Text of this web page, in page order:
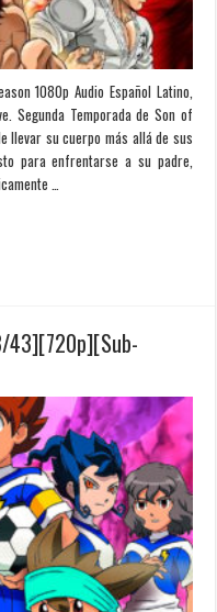
1080p Audio Español Latino,
Segunda Temporada de Son of
llevar su cuerpo más allá de sus
para enfrentarse a su padre,
…
43][720p][Sub-